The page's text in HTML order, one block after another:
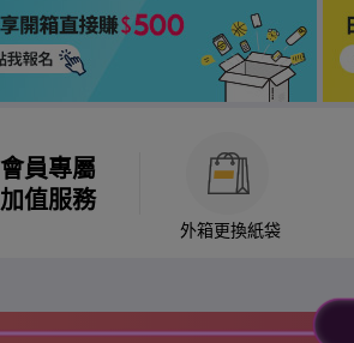
會員專屬
加值服務
外箱更換紙袋